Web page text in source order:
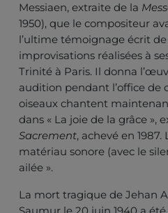
Messiaen, extraite de la
1950), que le compositeur
l’ultime témoignage écrit de
improvisations réalisées à
Trinité à Paris. Il donna
audition pendant l’office de
oiseaux chantent
dans « La joie de la grâce »,
Sacrement, achevé en
matériau sonore (avec le
ailée ».
La mort tragique de Jehan